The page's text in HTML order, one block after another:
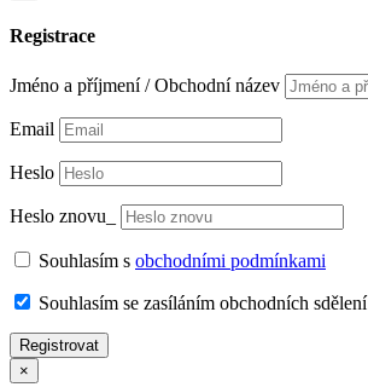
Registrace
Jméno a příjmení / Obchodní název
Email
Heslo
Heslo znovu_
Souhlasím s obchodními podmínkami
Souhlasím se zasíláním obchodních sdělení
Registrovat
×